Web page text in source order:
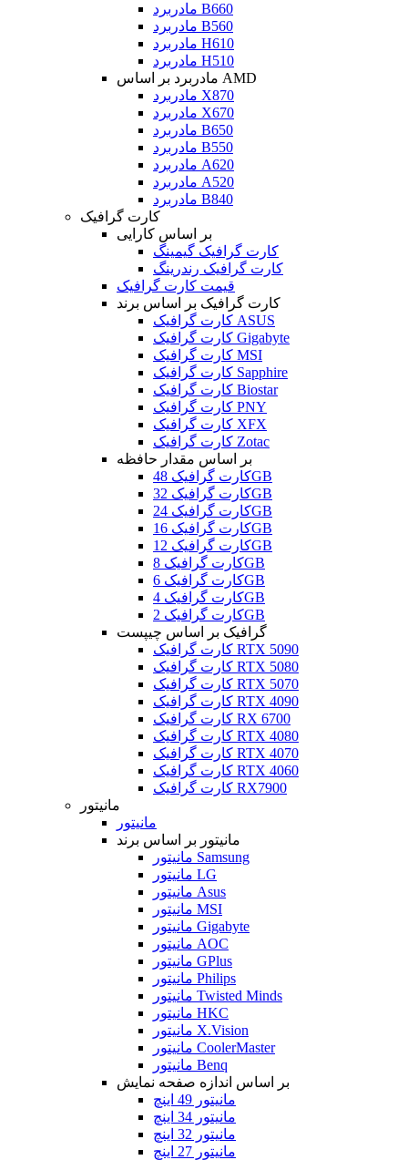
مادربرد B660
مادربرد B560
مادربرد H610
مادربرد H510
مادربرد بر اساس AMD
مادربرد X870
مادربرد X670
مادربرد B650
مادربرد B550
مادربرد A620
مادربرد A520
مادربرد B840
کارت گرافیک
بر اساس کارایی
کارت گرافیک گیمینگ
کارت گرافیک رندرینگ
قیمت کارت گرافیک
کارت گرافیک بر اساس برند
کارت گرافیک ASUS
کارت گرافیک Gigabyte
کارت گرافیک MSI
کارت گرافیک Sapphire
کارت گرافیک Biostar
کارت گرافیک PNY
کارت گرافیک XFX
کارت گرافیک Zotac
بر اساس مقدار حافظه
کارت گرافیک 48GB
کارت گرافیک 32GB
کارت گرافیک 24GB
کارت گرافیک 16GB
کارت گرافیک 12GB
کارت گرافیک 8GB
کارت گرافیک 6GB
کارت گرافیک 4GB
کارت گرافیک 2GB
گرافیک بر اساس چیپست
کارت گرافیک RTX 5090
کارت گرافیک RTX 5080
کارت گرافیک RTX 5070
کارت گرافیک RTX 4090
کارت گرافیک RX 6700
کارت گرافیک RTX 4080
کارت گرافیک RTX 4070
کارت گرافیک RTX 4060
کارت گرافیک RX7900
مانیتور
مانیتور
مانیتور بر اساس برند
مانیتور Samsung
مانیتور LG
مانیتور Asus
مانیتور MSI
مانیتور Gigabyte
مانیتور AOC
مانیتور GPlus
مانیتور Philips
مانیتور Twisted Minds
مانیتور HKC
مانیتور X.Vision
مانیتور CoolerMaster
مانیتور Benq
بر اساس اندازه صفحه نمایش
مانیتور 49 اینچ
مانیتور 34 اینچ
مانیتور 32 اینچ
مانیتور 27 اینچ